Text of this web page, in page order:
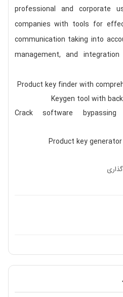
professional and corporate
companies with tools for
communication taking into
management, and
Product key finder with
Keygen tool with
Crack software bypassing
Product key